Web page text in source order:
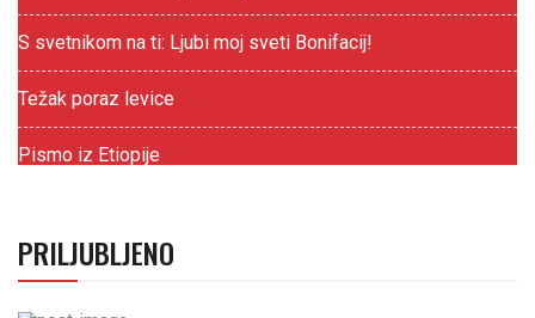
S svetnikom na ti: Ljubi moj sveti Bonifacij!
Težak poraz levice
Pismo iz Etiopije
PRILJUBLJENO